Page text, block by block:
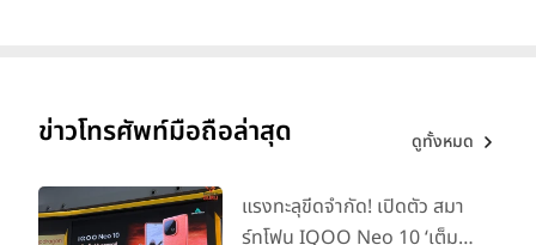
การออกแบบ (Design)
vivo Y22มาพร้อมความโดดเด่นในเรื่องของดีไซน์แบบ 2.5D ดูทันสมัย
และสวยงาม โดยรุ่นนี้จะมีให้เลือก 2 สี ได้แก่ Metaverse Green
ข่าวโทรศัพท์มือถือล่าสุด ดูทั้งหมด
แรงทะลุขีดจำกัด! เปิดตัว สมา
ร์ทโฟน IQOO Neo 10 ‘เต็ม